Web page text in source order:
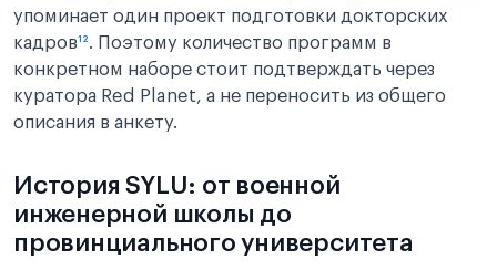
упоминает один проект подготовки докторских
кадров¹². Поэтому количество программ в
конкретном наборе стоит подтверждать через
куратора Red Planet, а не переносить из общего
описания в анкету.
История SYLU: от военной
инженерной школы до
провинциального университета